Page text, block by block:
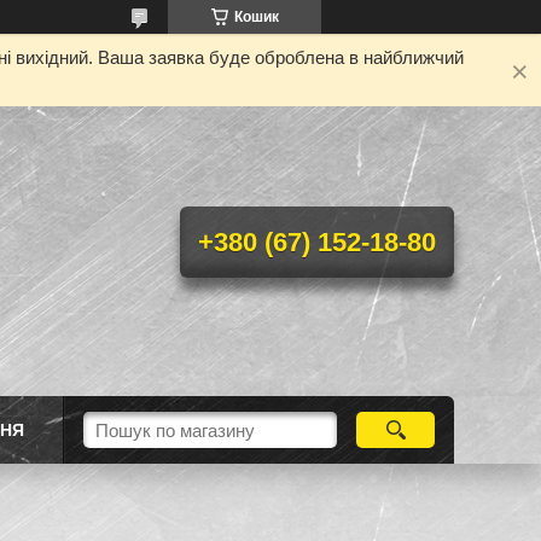
Кошик
вихідний. Ваша заявка буде оброблена в найближчий
+380 (67) 152-18-80